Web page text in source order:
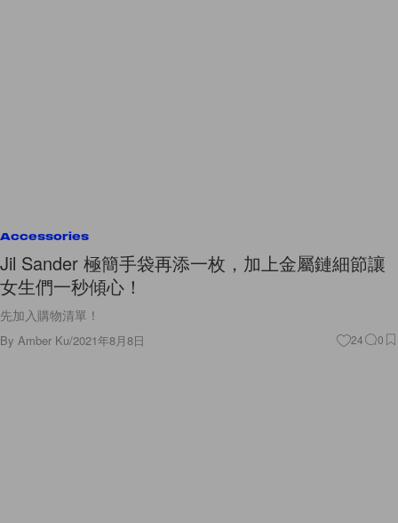
Accessories
Jil Sander 極簡手袋再添一枚，加上金屬鏈細節讓
女生們一秒傾心！
先加入購物清單！
By Amber Ku/2021年8月8日 24 0